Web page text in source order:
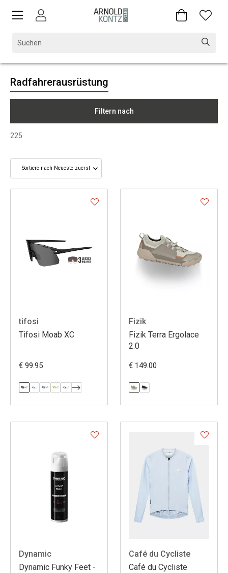
Radfahrerausrüstung
Filtern nach
225
tifosi
Tifosi Moab XC
€ 99.95
Fizik
Fizik Terra Ergolace
2.0
€ 149.00
Dynamic
Dynamic Funky Feet -
Café du Cycliste
Café du Cycliste